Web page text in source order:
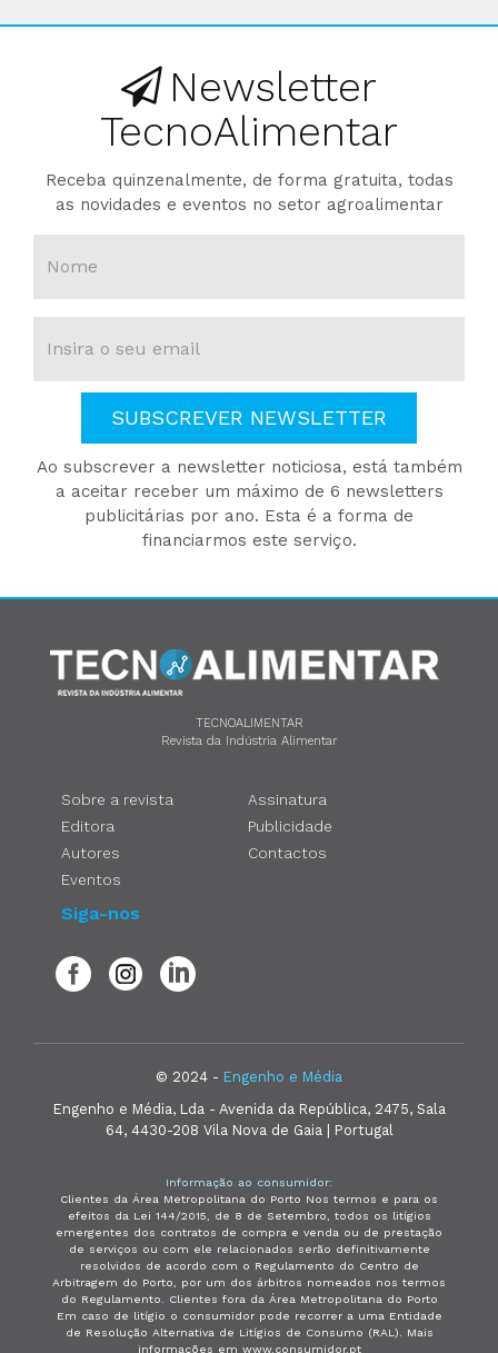
Newsletter
TecnoAlimentar
Receba quinzenalmente, de forma gratuita, todas
as novidades e eventos no setor agroalimentar
SUBSCREVER NEWSLETTER
Ao subscrever a newsletter noticiosa, está também
a aceitar receber um máximo de 6 newsletters
publicitárias por ano. Esta é a forma de
financiarmos este serviço.
TECNOALIMENTAR
Revista da Indústria Alimentar
Sobre a revista
Editora
Autores
Eventos
Assinatura
Publicidade
Contactos
Siga-nos
© 2024 - Engenho e Média
Engenho e Média, Lda - Avenida da República, 2475, Sala
64, 4430-208 Vila Nova de Gaia | Portugal
Informação ao consumidor:
Clientes da Área Metropolitana do Porto Nos termos e para os
efeitos da Lei 144/2015, de 8 de Setembro, todos os litígios
emergentes dos contratos de compra e venda ou de prestação
de serviços ou com ele relacionados serão definitivamente
resolvidos de acordo com o Regulamento do Centro de
Arbitragem do Porto, por um dos árbitros nomeados nos termos
do Regulamento. Clientes fora da Área Metropolitana do Porto
Em caso de litígio o consumidor pode recorrer a uma Entidade
de Resolução Alternativa de Litígios de Consumo (RAL). Mais
informações em www.consumidor.pt